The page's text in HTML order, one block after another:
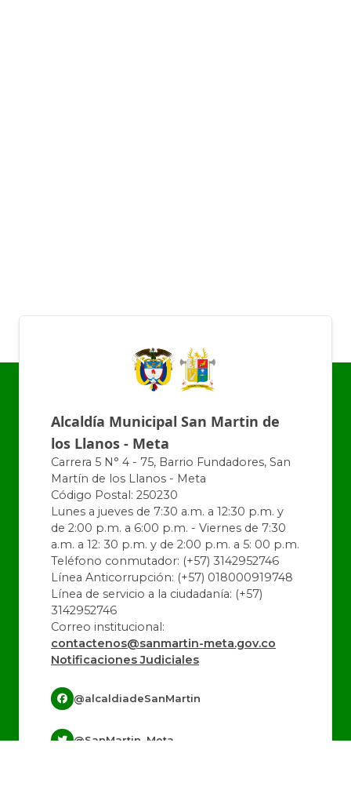
Alcaldía Municipal San Martin de
los Llanos - Meta
Carrera 5 N° 4 - 75, Barrio Fundadores, San
Martín de los Llanos - Meta
Código Postal: 250230
Lunes a jueves de 7:30 a.m. a 12:30 p.m. y
de 2:00 p.m. a 6:00 p.m. - Viernes de 7:30
a.m. a 12: 30 p.m. y de 2:00 p.m. a 5: 00 p.m.
Teléfono conmutador: (+57) 3142952746
Línea Anticorrupción: (+57) 018000919748
Línea de servicio a la ciudadanía: (+57)
3142952746
Correo institucional:
contactenos@sanmartin-meta.gov.co
Notificaciones Judiciales
@alcaldiadeSanMartin
@SanMartin_Meta